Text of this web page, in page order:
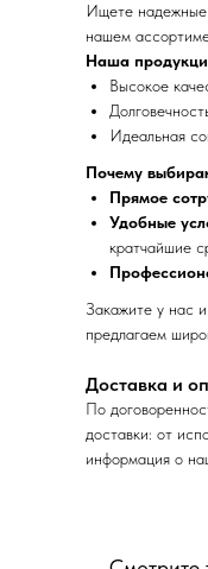
Ищете надежные
нашем
Наша
Высокое
Идеальная
Почему
Прямое
Удобные
кратчайшие
Закажите у нас
предлагаем
Доставка и
По
доставки: от
информация о